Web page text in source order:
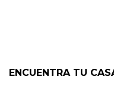
ENCUENTRA TU